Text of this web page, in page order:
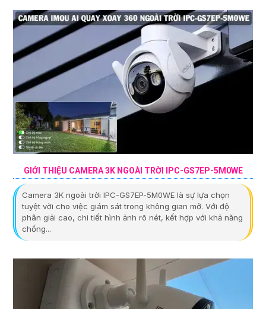
GIỚI THIỆU CAMERA 3K NGOÀI TRỜI IPC-GS7EP-5M0WE
Camera 3K ngoài trời IPC-GS7EP-5M0WE là sự lựa chọn
tuyệt vời cho việc giám sát trong không gian mở. Với độ
phân giải cao, chi tiết hình ảnh rõ nét, kết hợp với khả năng
chống...